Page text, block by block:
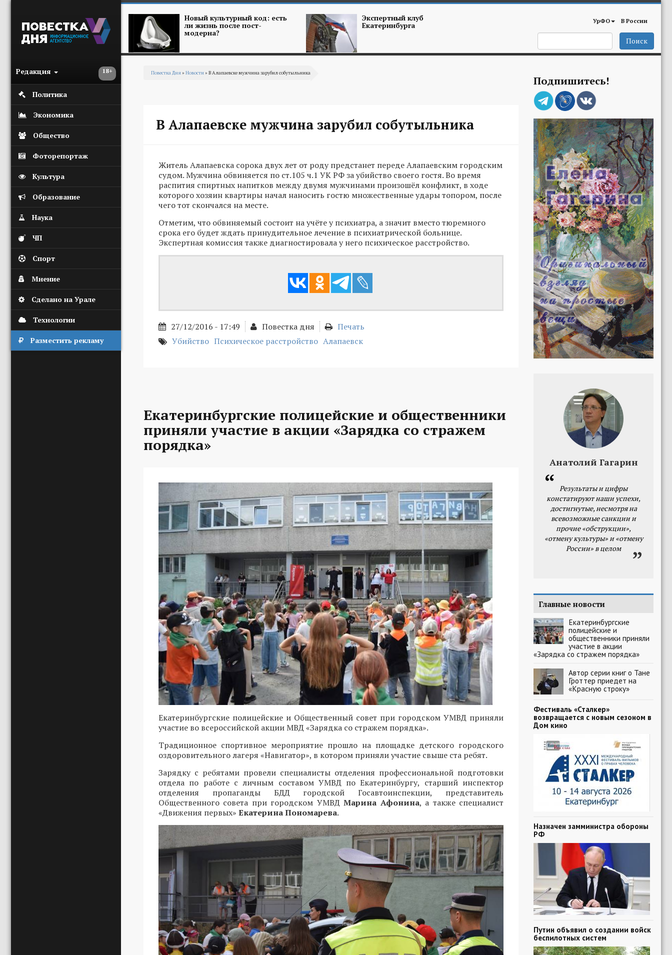
18+
Редакция
Политика
Экономика
Общество
Фоторепортаж
Культура
Образование
Наука
ЧП
Спорт
Мнение
Сделано на Урале
Технологии
Разместить рекламу
Новый культурный код: есть
ли жизнь после пост-
модерна?
Экспертный клуб
Екатеринбурга УрФО В России
Поиск
Повестка Дня» Новости» В Алапаевске мужчина зарубил собутыльника
В Алапаевске мужчина зарубил собутыльника
Житель Алапаевска сорока двух лет от роду предстанет переде Алапаевским городским
судом. Мужчина обвиняется по ст.105 ч.1 УК РФ за убийство своего гостя. Во время
распития спиртных напитков между двумя мужчинами произошёл конфликт, в ходе
которого хозяин квартиры начал наносить гостю множественные удары топором, после
чего тот скончался на месте.
Отметим, что обвиняемый состоит на учёте у психиатра, а значит вместо тюремного
срока его будет ждать принудительное лечение в психиатрической больнице.
Экспертная комиссия также диагностировала у него психическое расстройство.
27/12/2016 - 17:49 Повестка дня
Печать
Убийство Психическое расстройство Алапаевск
Екатеринбургские полицейские и общественники
приняли участие в акции «Зарядка со стражем
порядка»
Екатеринбургские полицейские и Общественный совет при городском УМВД приняли
участие во всероссийской акции МВД «Зарядка со стражем порядка».
Традиционное спортивное мероприятие прошло на площадке детского городского
оздоровительного лагеря «Навигатор», в котором приняли участие свыше ста ребят.
Зарядку с ребятами провели специалисты отделения профессиональной подготовки
отдела по работе с личным составом УМВД по Екатеринбургу, старший инспектор
отделения пропаганды БДД городской Госавтоинспекции, представитель
Общественного совета при городском УМВДМарина Афонина, а также специалист
«Движения первых» Екатерина Пономарева.
Подпишитесь!
Анатолий Гагарин
Результаты и цифры
констатируют наши успехи,
достигнутые, несмотря на
всевозможные санкции и
прочие «обструкции»,
«отмену культуры» и «отмену
России» в целом
Главные новости
Екатеринбургские
полицейские и
общественники приняли
участие в акции
«Зарядка со стражем порядка»
Автор серии книг о Тане
Гроттер приедет на
«Красную строку»
Фестиваль «Сталкер»
возвращается с новым сезоном в
Дом кино
Назначен замминистра обороны
РФ
Путин объявил о создании войск
беспилотных систем